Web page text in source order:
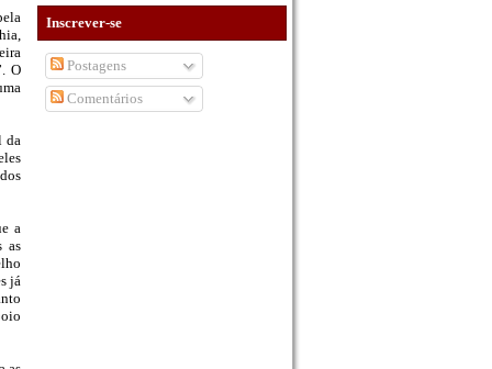
O
da
a
as
já
Inscrever-se
Postagens
Comentários